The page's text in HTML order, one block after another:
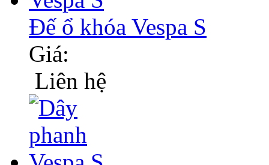
Đế ổ khóa Vespa S
Giá:
Liên hệ